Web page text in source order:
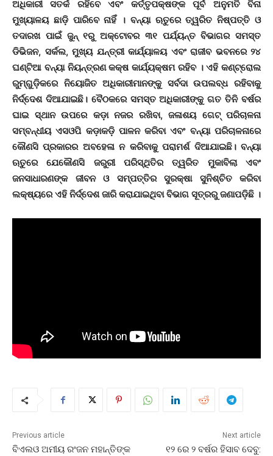
ଅଧିକାରୀ ସତର୍କ ରହିବେ ଏବଂ କର୍ତ୍ତୃପକ୍ଷଙ୍କ ପୂର୍ବ ଅନୁମତି ବିନା
ମୁଖ୍ୟାଳୟ ଛାଡ଼ି ପାରିବେ ନାହିଁ । ବନ୍ୟା ଋତୁରେ ତ୍ୱରିତ ନିଷ୍ପତ୍ତି ଓ
ତଦାରଖ ପାଇଁ ଜୁନ୍ ୧ରୁ ଅକ୍ଟୋବର ୩୧ ପର୍ଯ୍ୟନ୍ତ ବିଭାଗର ସମସ୍ତ
ଡିଭିଜନ, ସର୍କଲ, ମୁଖ୍ୟ ଯନ୍ତ୍ରୀ କାର୍ଯ୍ୟାଳୟ ଏବଂ ରାଜୀବ ଭବନରେ ୨୪
ଘଣ୍ଟିଆ ବନ୍ୟା ନିୟନ୍ତ୍ରଣ କକ୍ଷ କାର୍ଯ୍ୟକ୍ଷମ ରହିବ । ଏହି କଣ୍ଟ୍ରୋଲ
ରୁମ୍‌ଗୁଡ଼ିକରେ ନିୟୋଜିତ ଅଧିକାରୀମାନଙ୍କୁ ସର୍ବଦା ଉପଲବ୍ଧ ରହିବାକୁ
ନିର୍ଦ୍ଦେଶ ଦିଆଯାଇଛି। ବୈଠକରେ ସମସ୍ତ ଅଧିକାରୀଙ୍କୁ ଗତ ତିନି ବର୍ଷର
ଘାଇ ସ୍ଥାନ ଉପରେ କଡ଼ା ନଜର ରଖିବା, ଜଳାଶୟ ଗେଟ୍ ପରିଚାଳନା
ସମ୍ବନ୍ଧୀୟ ଏସଓପି କଡ଼ାକଡ଼ି ପାଳନ କରିବା ଏବଂ ବନ୍ୟା ପରିଚାଳନାରେ
କୌଣସି ପ୍ରକାରର ଅବହେଳା ନ କରିବାକୁ ପରାମର୍ଶ ଦିଆଯାଇଛି। ବନ୍ୟା
ଋତୁରେ ଯେକୌଣସି ଜରୁରୀ ପରିସ୍ଥିତିର ତ୍ୱରିତ ମୁକାବିଲା ଏବଂ
ଜନସାଧାରଣଙ୍କ ଜୀବନ ଓ ସମ୍ପତ୍ତିର ସୁରକ୍ଷା ସୁନିଶ୍ଚିତ କରିବା
ଲକ୍ଷ୍ୟରେ ଏହି ନିର୍ଦ୍ଦେଶ ଜାରି କରାଯାଇଥିବା ବିଭାଗ ସୂତ୍ରରୁ ଜଣାପଡ଼ିଛି ।
Previous article
ବିଏଲଓ ଅମୀୟ ରଂଜନ ମହାନ୍ତିଙ୍କ
Next article
୧୨ ରେ ୨ ବର୍ଷର ହିସାବ ଦେବୁ: